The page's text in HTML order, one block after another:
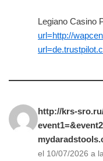
Legiano Casino
url=http://
http://krs-
el 10/07/2026 a